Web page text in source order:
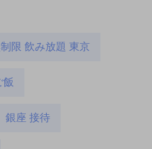
限 飲み放題 東京
飯
銀座 接待